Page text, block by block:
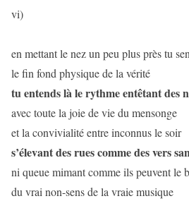
vi)
en mettant le nez un peu plus près tu
le fin fond physique de la vérité
tu entends là le rythme entêtant des
avec toute la joie de vie du mensonge
et la convivialité entre inconnus le soir
s’élevant des rues comme des vers
ni queue mimant comme ils peuvent le
du vrai non-sens de la vraie musique